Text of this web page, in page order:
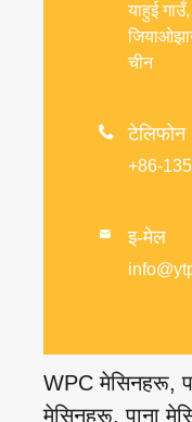
याहुई
चीन
 टेलिफोन
+86-
 इ-मेल
WPC मेसिनहरू,
मेसिनहरू, पाना